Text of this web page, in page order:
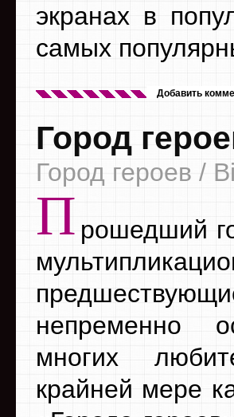
экранах в
самых
Добавить
Город
Город героев /
П рошедший
непременно
многих
крайней мере